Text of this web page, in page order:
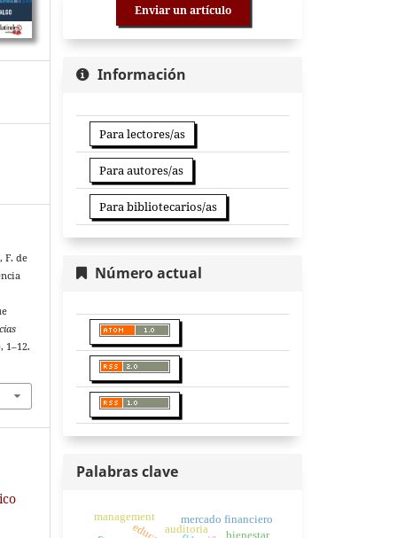
F. de
1–12.
Enviar un artículo
Información
Para lectores/as
Para autores/as
Para bibliotecarios/as
Número actual
Palabras clave
auditoria
mercado financiero
management
bienestar